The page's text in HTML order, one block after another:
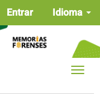
Idioma
Entrar
Toggle